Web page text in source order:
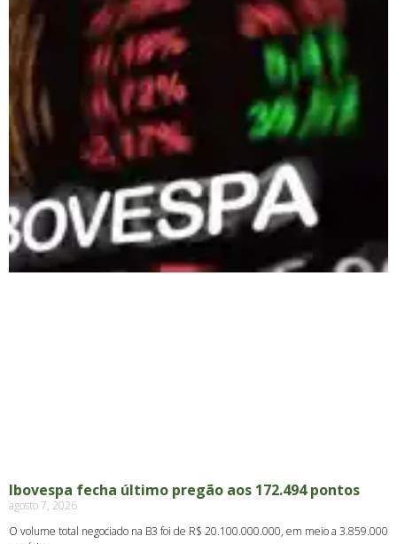
Ibovespa fecha último pregão aos 172.494 pontos
agosto 7, 2026
O volume total negociado na B3 foi de R$ 20.100.000.000, em meio a 3.859.000